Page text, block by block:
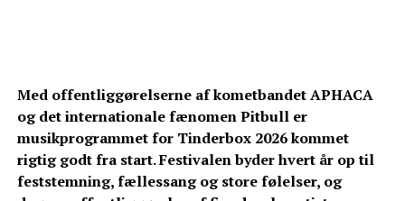
Med offentliggørelserne af kometbandet APHACA
og det internationale fænomen Pitbull er
musikprogrammet for Tinderbox 2026 kommet
rigtig godt fra start. Festivalen byder hvert år op til
feststemning, fællessang og store følelser, og